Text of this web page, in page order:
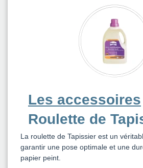
Les accessoires
Roulette de
La roulette de Tapissier est un
garantir une pose optimale et une
papier peint.